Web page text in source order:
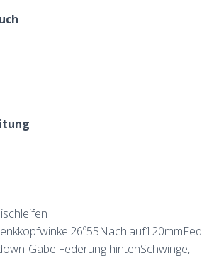
GabelFederung hintenSchwinge,